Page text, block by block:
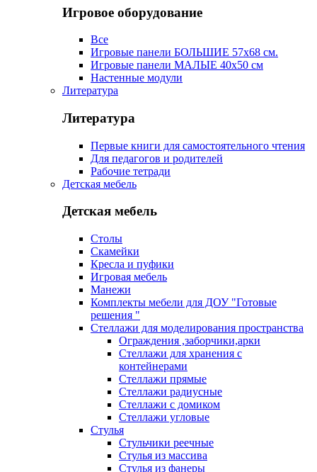
Игровое оборудование
Все
Игровые панели БОЛЬШИЕ 57х68 см.
Игровые панели МАЛЫЕ 40х50 см
Настенные модули
Литература
Литература
Первые книги для самостоятельного чтения
Для педагогов и родителей
Рабочие тетради
Детская мебель
Детская мебель
Столы
Скамейки
Кресла и пуфики
Игровая мебель
Манежи
Комплекты мебели для ДОУ "Готовые
решения "
Стеллажи для моделирования пространства
Ограждения ,заборчики,арки
Стеллажи для хранения с
контейнерами
Стеллажи прямые
Стеллажи радиусные
Стеллажи с домиком
Стеллажи угловые
Стулья
Стульчики реечные
Стулья из массива
Стулья из фанеры